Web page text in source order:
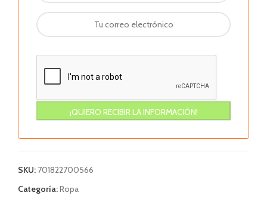
SKU: 701822700566
Categoría:Ropa